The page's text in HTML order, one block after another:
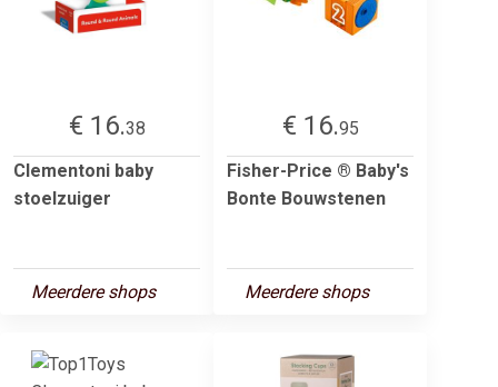
€ 16.38
Clementoni baby
stoelzuiger
Meerdere shops
€ 16.95
Fisher-Price ® Baby's
Bonte Bouwstenen
Meerdere shops